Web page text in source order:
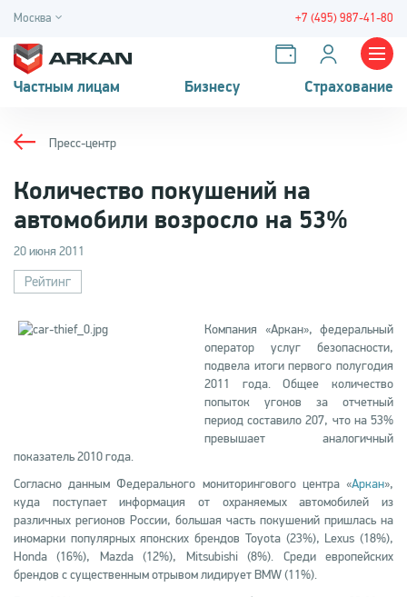
Москва +7 (495) 987-41-80
Частным лицам Бизнесу Страхование
Пресс-центр
Количество покушений на
автомобили возросло на 53%
20 июня 2011
Рейтинг
Компания «Аркан», федеральный
оператор услуг безопасности,
подвела итоги первого полугодия
2011 года. Общее количество
попыток угонов за отчетный
период составило 207, что на 53%
превышает аналогичный
показатель 2010 года.
Согласно данным Федерального мониторингового центра «Аркан»,
куда поступает информация от охраняемых автомобилей из
различных регионов России, большая часть покушений пришлась на
иномарки популярных японских брендов Toyota (23%), Lexus (18%),
Honda (16%), Mazda (12%), Mitsubishi (8%). Среди европейских
брендов с существенным отрывом лидирует BMW (11%).